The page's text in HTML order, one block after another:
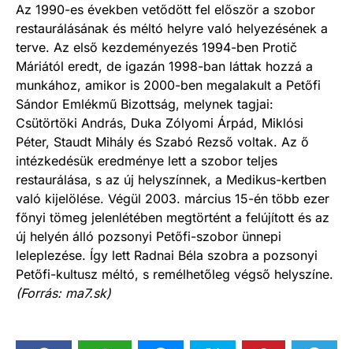
Az 1990-es években vetődött fel először a szobor
restaurálásának és méltó helyre való helyezésének a
terve. Az első kezdeményezés 1994-ben Protič
Máriától eredt, de igazán 1998-ban láttak hozzá a
munkához, amikor is 2000-ben megalakult a Petőfi
Sándor Emlékmű Bizottság, melynek tagjai:
Csütörtöki András, Duka Zólyomi Árpád, Miklósi
Péter, Staudt Mihály és Szabó Rezső voltak. Az ő
intézkedésük eredménye lett a szobor teljes
restaurálása, s az új helyszínnek, a Medikus-kertben
való kijelölése. Végül 2003. március 15-én több ezer
főnyi tömeg jelenlétében megtörtént a felújított és az
új helyén álló pozsonyi Petőfi-szobor ünnepi
leleplezése. Így lett Radnai Béla szobra a pozsonyi
Petőfi-kultusz méltó, s remélhetőleg végső helyszíne.
(Forrás: ma7.sk)